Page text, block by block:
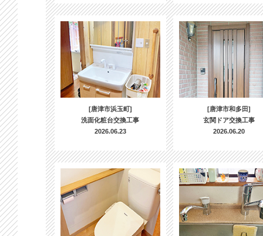
[唐津市浜玉町]
洗面化粧台交換工事
2026.06.23
[唐津市和多田]
玄関ドア交換工事
2026.06.20